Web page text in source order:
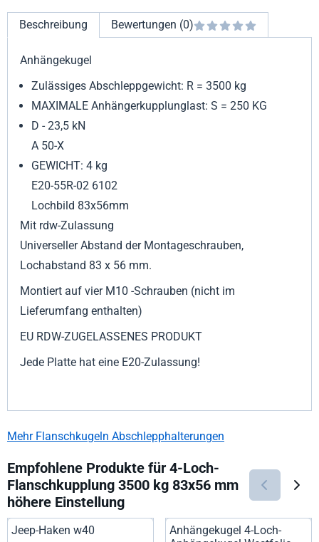
Beschreibung Bewertungen (0)
Anhängekugel
Zulässiges Abschleppgewicht: R = 3500 kg
MAXIMALE Anhängerkupplunglast: S = 250 KG
D - 23,5 kN
A 50-X
GEWICHT: 4 kg
E20-55R-02 6102
Lochbild 83x56mm
Mit rdw-Zulassung
Universeller Abstand der Montageschrauben,
Lochabstand 83 x 56 mm.
Montiert auf vier M10 -Schrauben (nicht im
Lieferumfang enthalten)
EU RDW-ZUGELASSENES PRODUKT
Jede Platte hat eine E20-Zulassung!
Mehr Flanschkugeln Abschlepphalterungen
Empfohlene Produkte für 4-Loch-
Flanschkupplung 3500 kg 83x56 mm
höhere Einstellung
Jeep-Haken w40
Anhängekugel 4-Loch-